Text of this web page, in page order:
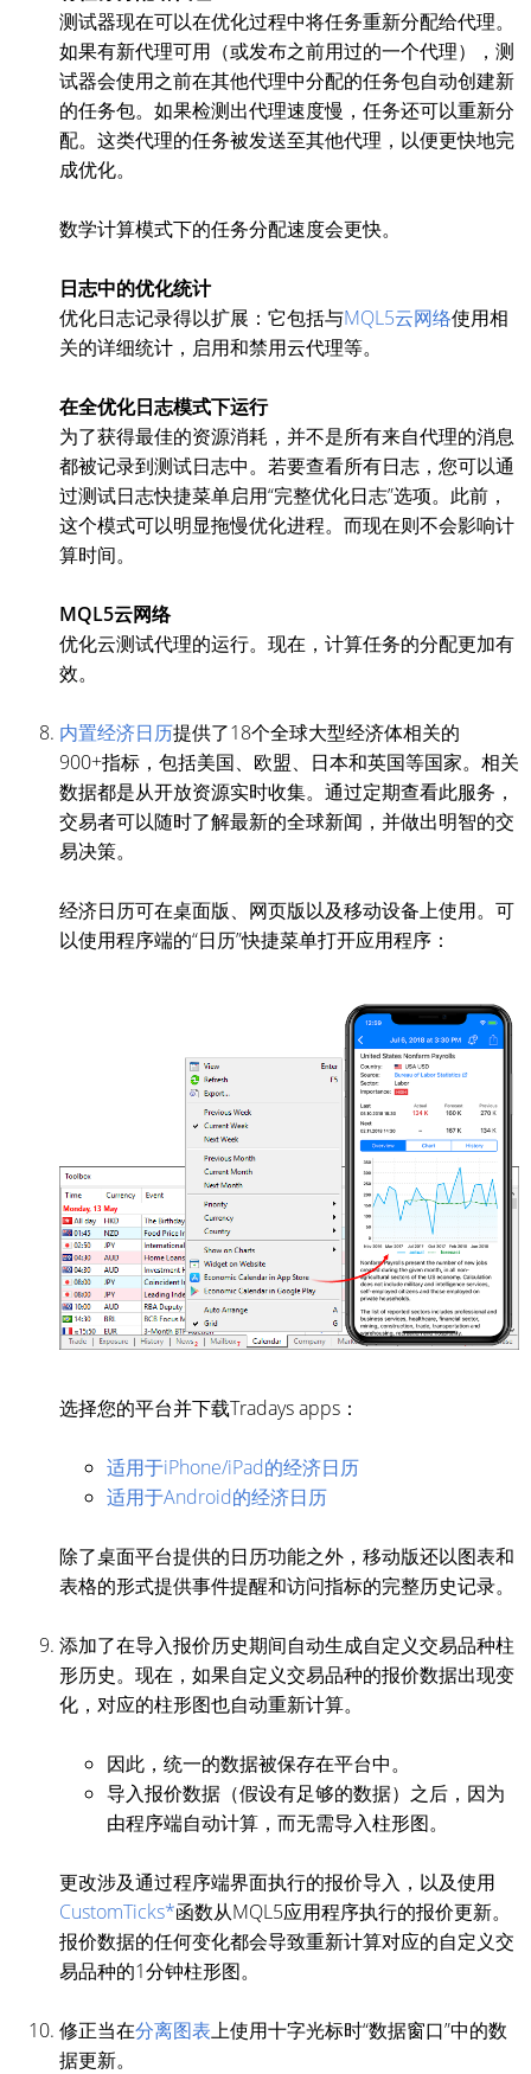
测试器现在可以在优化过程中将任务重新分配给代理。
如果有新代理可用（或发布之前用过的一个代理），测
试器会使用之前在其他代理中分配的任务包自动创建新
的任务包。如果检测出代理速度慢，任务还可以重新分
配。这类代理的任务被发送至其他代理，以便更快地完
成优化。
数学计算模式下的任务分配速度会更快。
日志中的优化统计
优化日志记录得以扩展：它包括与MQL5云网络使用相
关的详细统计，启用和禁用云代理等。
在全优化日志模式下运行
为了获得最佳的资源消耗，并不是所有来自代理的消息
都被记录到测试日志中。若要查看所有日志，您可以通
过测试日志快捷菜单启用“完整优化日志”选项。此前，
这个模式可以明显拖慢优化进程。而现在则不会影响计
算时间。
MQL5云网络
优化云测试代理的运行。现在，计算任务的分配更加有
效。
内置经济日历提供了18个全球大型经济体相关的
900+指标，包括美国、欧盟、日本和英国等国家。相关
数据都是从开放资源实时收集。通过定期查看此服务，
交易者可以随时了解最新的全球新闻，并做出明智的交
易决策。
经济日历可在桌面版、网页版以及移动设备上使用。可
以使用程序端的“日历”快捷菜单打开应用程序：
选择您的平台并下载Tradays apps：
适用于iPhone/iPad的经济日历
适用于Android的经济日历
除了桌面平台提供的日历功能之外，移动版还以图表和
表格的形式提供事件提醒和访问指标的完整历史记录。
添加了在导入报价历史期间自动生成自定义交易品种柱
形历史。现在，如果自定义交易品种的报价数据出现变
化，对应的柱形图也自动重新计算。
因此，统一的数据被保存在平台中。
导入报价数据（假设有足够的数据）之后，因为
由程序端自动计算，而无需导入柱形图。
更改涉及通过程序端界面执行的报价导入，以及使用
CustomTicks*函数从MQL5应用程序执行的报价更新。
报价数据的任何变化都会导致重新计算对应的自定义交
易品种的1分钟柱形图。
修正当在分离图表上使用十字光标时“数据窗口”中的数
据更新。